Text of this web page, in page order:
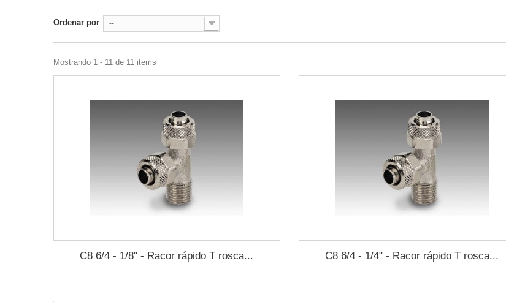
Ordenar por --
Mostrando 1 - 11 de 11 items
C8 6/4 - 1/8" - Racor rápido T rosca... C8 6/4 - 1/4" - Racor rápido T rosca...